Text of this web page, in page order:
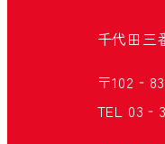
千代田三
〒
TEL